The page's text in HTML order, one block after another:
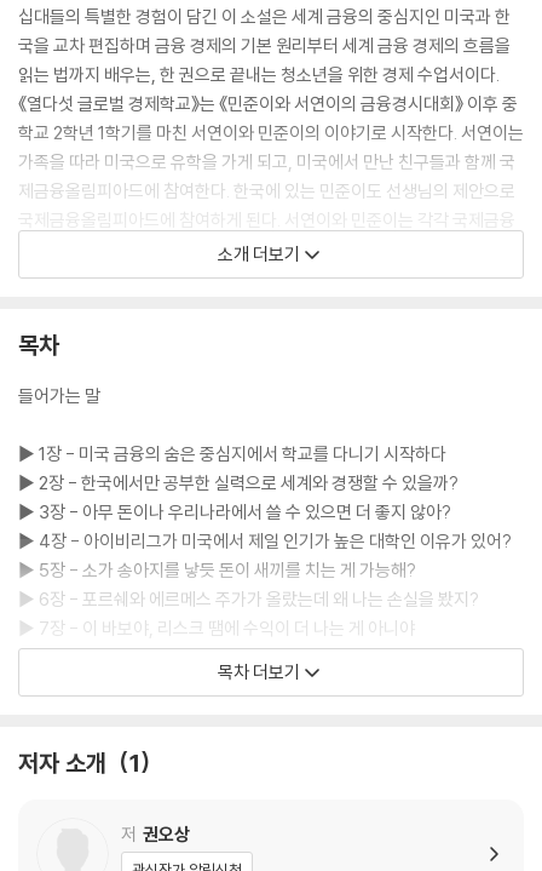
십대들의 특별한 경험이 담긴 이 소설은 세계 금융의 중심지인 미국과 한
국을 교차 편집하며 금융 경제의 기본 원리부터 세계 금융 경제의 흐름을
읽는 법까지 배우는, 한 권으로 끝내는 청소년을 위한 경제 수업서이다.
《열다섯 글로벌 경제학교》는 《민준이와 서연이의 금융경시대회》 이후 중
학교 2학년 1학기를 마친 서연이와 민준이의 이야기로 시작한다. 서연이는
가족을 따라 미국으로 유학을 가게 되고, 미국에서 만난 친구들과 함께 국
제금융올림피아드에 참여한다. 한국에 있는 민준이도 선생님의 제안으로
국제금융올림피아드에 참여하게 된다. 서연이와 민준이는 각각 국제금융
올림피아드를 준비하며 전 세계에서 활약하는 한국인 선배들로부터 심화
금융을 배운다. 그렇게 국제금융올림피아드에 출전한 두 사람. 첫날 시험
와 민준이에게는 어떤 일이 일어날까?
소개 더보기
목차
들어가는 말
▶ 1장 - 미국 금융의 숨은 중심지에서 학교를 다니기 시작하다
▶ 2장 - 한국에서만 공부한 실력으로 세계와 경쟁할 수 있을까?
▶ 3장 - 아무 돈이나 우리나라에서 쓸 수 있으면 더 좋지 않아?
▶ 4장 - 아이비리그가 미국에서 제일 인기가 높은 대학인 이유가 있어?
▶ 5장 - 소가 송아지를 낳듯 돈이 새끼를 치는 게 가능해?
▶ 6장 - 포르쉐와 에르메스 주가가 올랐는데 왜 나는 손실을 봤지?
▶ 7장 - 이 바보야, 리스크 땜에 수익이 더 나는 게 아니야
▶ 8장 - 환율이 변한다는 예상을 한국인과 미국인이 모두 원한다고?
▶ 9장 - 평행우주에 사는 게 아니라면 돈의 평균을 보면 안 돼
▶ 12장 - 서로 돕고 함께 나누면 결국 파이가 더 커지기 마련이야
목차 더보기
저자 소개 1
저 권오상